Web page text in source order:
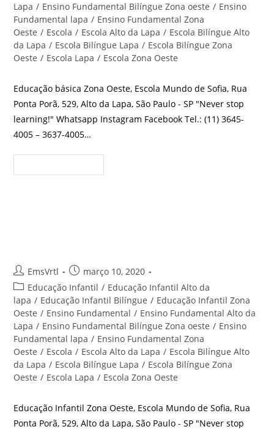
Lapa / Ensino Fundamental Bilíngue Zona oeste / Ensino
Fundamental lapa / Ensino Fundamental Zona
Oeste / Escola / Escola Alto da Lapa / Escola Bilíngue Alto
da Lapa / Escola Bilíngue Lapa / Escola Bilíngue Zona
Oeste / Escola Lapa / Escola Zona Oeste
Educação básica Zona Oeste, Escola Mundo de Sofia, Rua
Ponta Porã, 529, Alto da Lapa, São Paulo - SP "Never stop
learning!" Whatsapp Instagram Facebook Tel.: (11) 3645-
4005 – 3637-4005…
Básica
Autor
do
post:
EmsVrtl
Post
publicado:
março 10, 2020
Categoria
do
post:
Educação Infantil / Educação Infantil Alto da
lapa / Educação Infantil Bilíngue / Educação Infantil Zona
Oeste / Ensino Fundamental / Ensino Fundamental Alto da
Lapa / Ensino Fundamental Bilíngue Zona oeste / Ensino
Fundamental lapa / Ensino Fundamental Zona
Oeste / Escola / Escola Alto da Lapa / Escola Bilíngue Alto
da Lapa / Escola Bilíngue Lapa / Escola Bilíngue Zona
Oeste / Escola Lapa / Escola Zona Oeste
Educação Infantil Zona Oeste, Escola Mundo de Sofia, Rua
Ponta Porã, 529, Alto da Lapa, São Paulo - SP "Never stop